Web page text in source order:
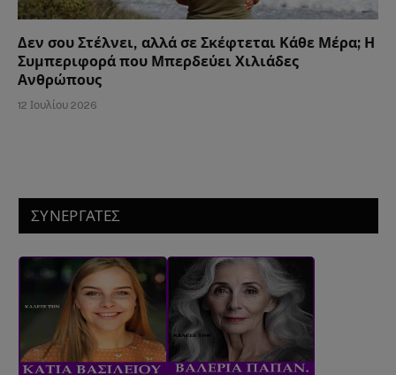
Δεν σου Στέλνει, αλλά σε Σκέφτεται Κάθε Μέρα; Η
Συμπεριφορά που Μπερδεύει Χιλιάδες
Ανθρώπους
12 Ιουλίου 2026
ΣΥΝΕΡΓΑΤΕΣ